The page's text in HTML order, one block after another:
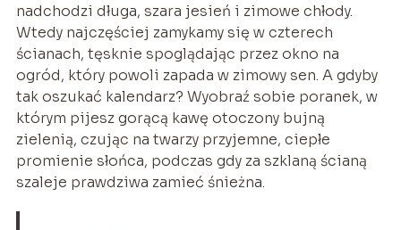
nadchodzi długa, szara jesień i zimowe chłody.
Wtedy najczęściej zamykamy się w czterech
ścianach, tęsknie spoglądając przez okno na
ogród, który powoli zapada w zimowy sen. A gdyby
tak oszukać kalendarz? Wyobraź sobie poranek, w
którym pijesz gorącą kawę otoczony bujną
zielenią, czując na twarzy przyjemne, ciepłe
promienie słońca, podczas gdy za szklaną ścianą
szaleje prawdziwa zamieć śnieżna.